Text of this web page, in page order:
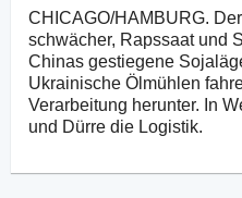
CHICAGO/HAMBURG.
schwächer, Rapssaat und
Chinas gestiegene
Ukrainische Ölmühlen
Verarbeitung herunter. In
und Dürre die Logistik.